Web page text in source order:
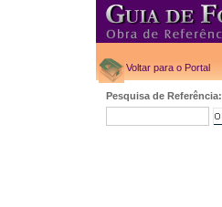
Voltar para o Portal
Pesquisa de Referência: